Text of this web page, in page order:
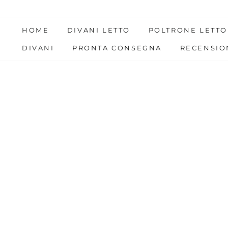
content
HOME DIVANI LETTO POLTRONE LETTO
DIVANI PRONTA CONSEGNA